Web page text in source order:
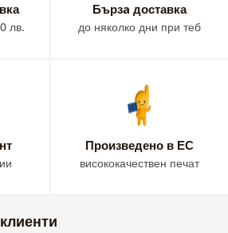
лв.
Бързa доставка
до няколко дни при теб
Произведено в ЕС
висококачествен печат